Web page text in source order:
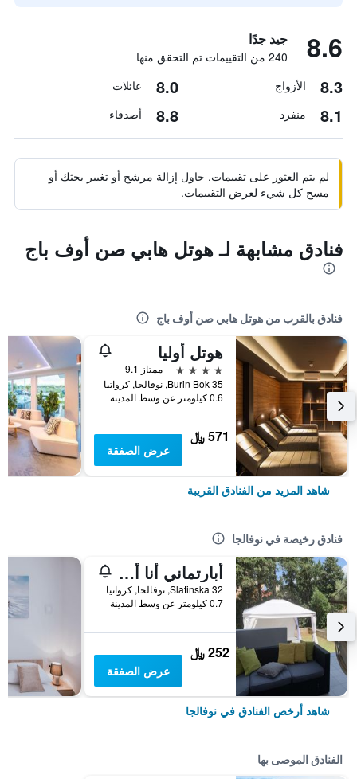
8.6 جيد جدًا
240 من التقييمات تم التحقق منها
8.3 الأزواج 8.0 عائلات
8.1 منفرد 8.8 أصدقاء
لم يتم العثور على تقييمات. حاول إزالة مرشح أو تغيير بحثك أو
مسح كل شيء لعرض التقييمات.
فنادق مشابهة لـ هوتل هابي صن أوف باج
فنادق بالقرب من هوتل هابي صن أوف باج
هوتل أوليا
4 نجوم
ممتاز 9.1
Burin Bok 35, نوفالجا, كرواتيا
0.6 كيلومتر عن وسط المدينة
571 ﷼
عرض الصفقة
شاهد المزيد من الفنادق القريبة
فنادق رخيصة في نوفالجا
أبارتماني أنا أند ألتا
Slatinska 32, نوفالجا, كرواتيا
0.7 كيلومتر عن وسط المدينة
252 ﷼
عرض الصفقة
شاهد أرخص الفنادق في نوفالجا
الفنادق الموصى بها